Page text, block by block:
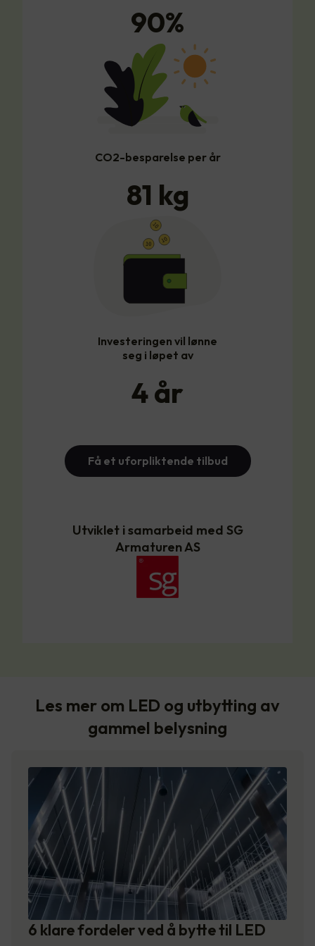
90%
CO2-besparelse per år
81 kg
Investeringen vil lønne
seg i løpet av
4år
Få et uforpliktende tilbud
Utviklet i samarbeid med SG
Armaturen AS
Les mer om LED og utbytting av
gammel belysning
6 klare fordeler ved å bytte til LED